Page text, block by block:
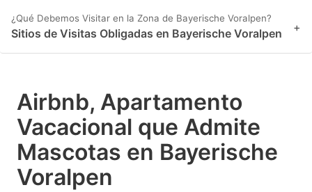
¿Qué Debemos Visitar en la Zona de Bayerische Voralpen?
Sitios de Visitas Obligadas en Bayerische Voralpen +
Airbnb, Apartamento
Vacacional que Admite
Mascotas en Bayerische
Voralpen